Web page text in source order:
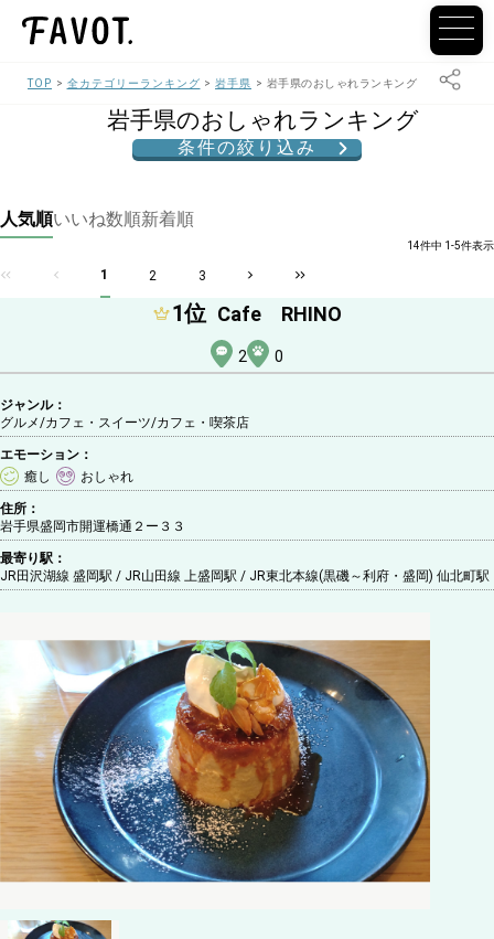
TOP 全カテゴリーランキング 岩手県 岩手県のおしゃれランキング
岩手県のおしゃれランキング
条件の絞り込み
人気順いいね数順新着順
14件中 1-5件表示
1 2 3
1位 Cafe RHINO
2 0
ジャンル：
グルメ/カフェ・スイーツ/カフェ・喫茶店
エモーション：
癒し
おしゃれ
住所：
岩手県盛岡市開運橋通２ー３３
最寄り駅：
JR田沢湖線 盛岡駅 / JR山田線 上盛岡駅 / JR東北本線(黒磯～利府・盛岡) 仙北町駅